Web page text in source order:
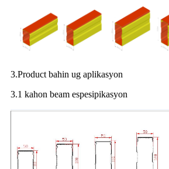
3.Product bahin ug aplikasyon
3.1 kahon beam espesipikasyon